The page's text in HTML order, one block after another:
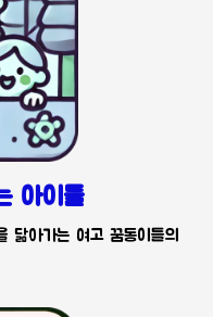
아이들
닮아가는 여고 꿈동이들의